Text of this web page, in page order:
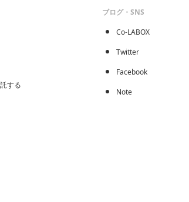
する
ブログ・SNS
Co-LABOX
Twitter
Facebook
Note